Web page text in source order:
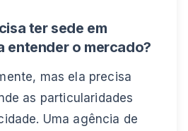
ter sede em
entender o mercado?
mas ela precisa
as particularidades
Uma agência de